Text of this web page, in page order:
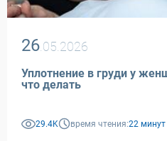
26 .05.2026
Уплотнение в груди у
что делать
29.4K время чтения:22 минут